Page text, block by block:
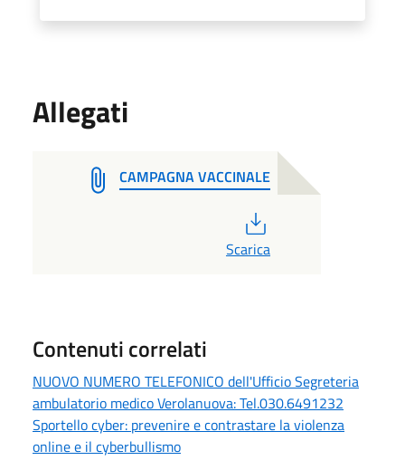
Allegati
CAMPAGNA VACCINALE
Scarica
Contenuti correlati
NUOVO NUMERO TELEFONICO dell'Ufficio Segreteria
ambulatorio medico Verolanuova: Tel.030.6491232
Sportello cyber: prevenire e contrastare la violenza
online e il cyberbullismo